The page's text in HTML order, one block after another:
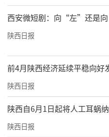
西安微短剧：向“左”还是
陕西日报
前4月陕西经济延续平稳向好
陕西日报
陕西自6月1日起将人工耳蜗
陕西日报